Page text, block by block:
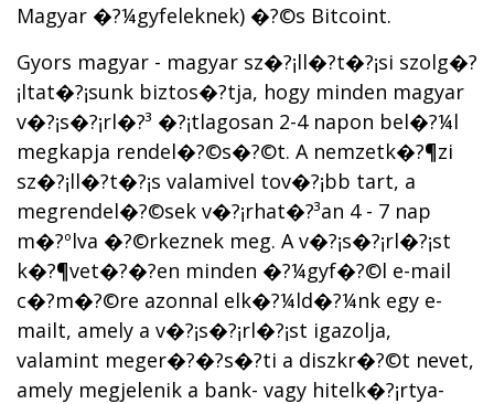
Magyar �?¼gyfeleknek) �?©s Bitcoint.
Gyors magyar - magyar sz�?¡ll�?­t�?¡si szolg�?
¡ltat�?¡sunk biztos�?­tja, hogy minden magyar
v�?¡s�?¡rl�?³ �?¡tlagosan 2-4 napon bel�?¼l
megkapja rendel�?©s�?©t. A nemzetk�?¶zi
sz�?¡ll�?­t�?¡s valamivel tov�?¡bb tart, a
megrendel�?©sek v�?¡rhat�?³an 4 - 7 nap
m�?ºlva �?©rkeznek meg. A v�?¡s�?¡rl�?¡st
k�?¶vet�?�?en minden �?¼gyf�?©l e-mail
c�?­m�?©re azonnal elk�?¼ld�?¼nk egy e-
mailt, amely a v�?¡s�?¡rl�?¡st igazolja,
valamint meger�?�?s�?­ti a diszkr�?©t nevet,
amely megjelenik a bank- vagy hitelk�?¡rtya-